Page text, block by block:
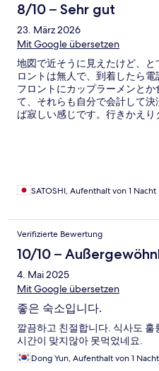
8/10 – Sehr gut
23. März 2026
Mit Google übersetzen
地図で近そうに見えたけど、
ロントは無人で、到着したら電
フロントにカップラーメンと
て、それらも自分で会計して
ば寂しい感じです。行きかえ
SATOSHI, Aufenthalt von 1 Nacht
Verifizierte Bewertung
10/10 –
4. Mai 2025
Mit Google übersetzen
좋은 숙소입니다.
깔끔하고 친절합니다. 식사도
시간이 맞지않아 못먹었네요.
Dong Yun, Aufenthalt von 1 Nacht